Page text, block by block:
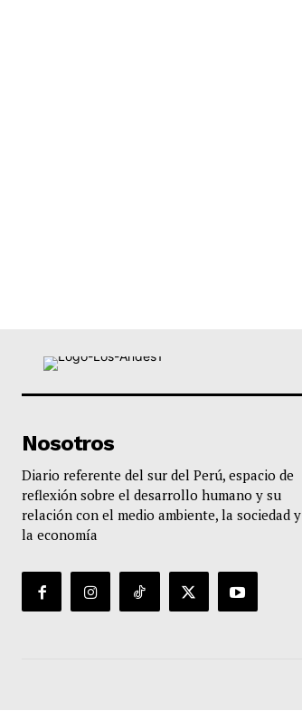
Nosotros
Diario referente del sur del Perú, espacio de
reflexión sobre el desarrollo humano y su
relación con el medio ambiente, la sociedad y
la economía